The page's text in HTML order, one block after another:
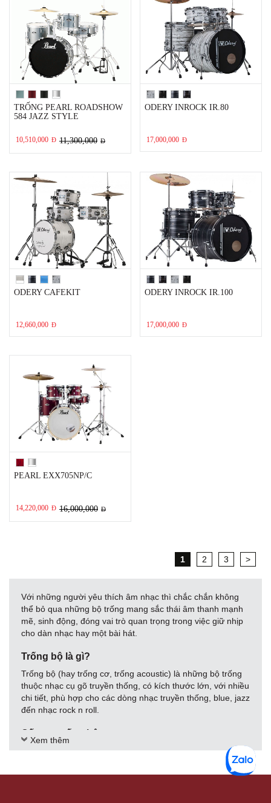
TRỐNG PEARL ROADSHOW
584 JAZZ STYLE
10,510,000 Đ 11,300,000 Đ
ODERY INROCK IR.80
17,000,000 Đ
ODERY CAFEKIT
12,660,000 Đ
ODERY INROCK IR.100
17,000,000 Đ
PEARL EXX705NP/C
14,220,000 Đ 16,000,000 Đ
1 2 3 >
Với những người yêu thích âm nhạc thì chắc chắn không
thể bỏ qua những bộ trống mang sắc thái âm thanh mạnh
mẽ, sinh động, đóng vai trò quan trọng trong việc giữ nhịp
cho dàn nhạc hay một bài hát.
Trống bộ là gì?
Trống bộ (hay trống cơ, trống acoustic) là những bộ trống
thuộc nhạc cụ gõ truyền thống, có kích thước lớn, với nhiều
chi tiết, phù hợp cho các dòng nhạc truyền thống, blue, jazz
đến nhạc rock n roll.
Một bộ trống cơ tiêu chuẩn sẽ có cấu tạo bao gồm các
Xem thêm